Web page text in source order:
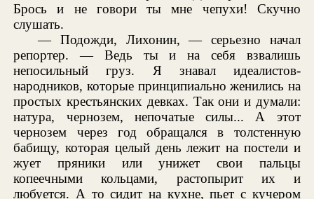
Брось и не говори ты мне чепухи! Скучно
слушать.
— Подожди, Лихонин, — серьезно начал
репортер. — Ведь ты и на себя взвалишь
непосильный груз. Я знавал идеалистов-
народников, которые принципиально женились на
простых крестьянских девках. Так они и думали:
натура, чернозем, непочатые силы... А этот
чернозем через год обращался в толстенную
бабищу, которая целый день лежит на постели и
жует пряники или унижет свои пальцы
копеечными кольцами, растопырит их и
любуется. А то сидит на кухне, пьет с кучером